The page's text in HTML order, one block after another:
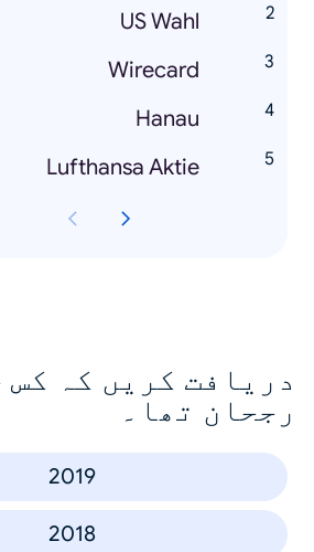
US Wahl
Wirecard
Hanau
Lufthansa Aktie
دریافت کریں کہ کس
رجحان تھا۔
2019
2018